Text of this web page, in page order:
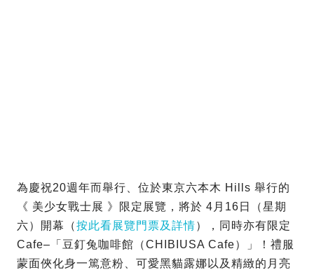
為慶祝20週年而舉行、位於東京六本木 Hills 舉行的
《 美少女戰士展 》限定展覽，將於 4月16日（星期
六）開幕（按此看展覽門票及詳情），同時亦有限定
Cafe–「豆釘兔咖啡館（CHIBIUSA Cafe）」！禮服
蒙面俠化身一篤意粉、可愛黑貓露娜以及精緻的月亮